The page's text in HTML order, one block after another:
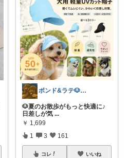
ボンド&ラテ🐶経由購入感謝です🙇
🐶夏のお散歩がもっと快適に♪
日差しが気 ...
￥ 1,699
1 3 161
コレ いいね